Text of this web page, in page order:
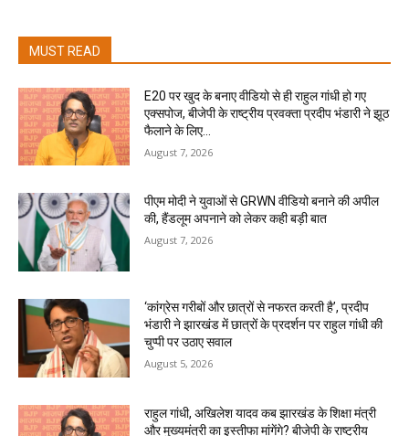
MUST READ
E20 पर खुद के बनाए वीडियो से ही राहुल गांधी हो गए
एक्सपोज, बीजेपी के राष्ट्रीय प्रवक्ता प्रदीप भंडारी ने झूठ
फैलाने के लिए...
August 7, 2026
पीएम मोदी ने युवाओं से GRWN वीडियो बनाने की अपील
की, हैंडलूम अपनाने को लेकर कही बड़ी बात
August 7, 2026
‘कांग्रेस गरीबों और छात्रों से नफरत करती है’, प्रदीप
भंडारी ने झारखंड में छात्रों के प्रदर्शन पर राहुल गांधी की
चुप्पी पर उठाए सवाल
August 5, 2026
राहुल गांधी, अखिलेश यादव कब झारखंड के शिक्षा मंत्री
और मुख्यमंत्री का इस्तीफा मांगेंगे? बीजेपी के राष्ट्रीय